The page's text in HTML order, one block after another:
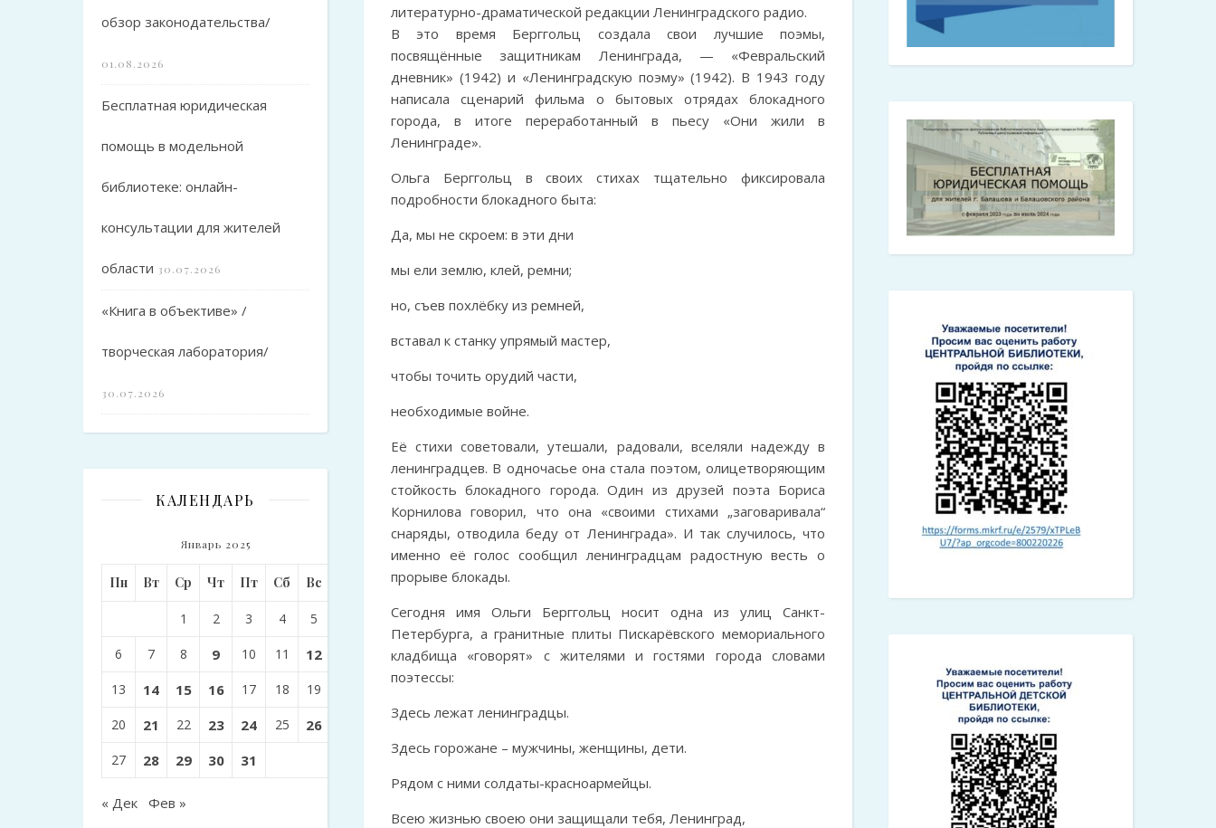
обзор законодательства/
01.08.2026
Бесплатная юридическая
помощь в модельной
библиотеке: онлайн-
консультации для жителей
области 30.07.2026
«Книга в объективе» /
творческая лаборатория/
30.07.2026
КАЛЕНДАРЬ
Январь 2025
Пн Вт Ср Чт Пт Сб Вс
1 2 3 4 5
6 7 8 9 10 11 12
13 14 15 16 17 18 19
20 21 22 23 24 25 26
27 28 29 30 31
« Дек Фев »
литературно-драматической редакции Ленинградского радио.
В это время Берггольц создала свои лучшие поэмы,
посвящённые защитникам Ленинграда, — «Февральский
дневник» (1942) и «Ленинградскую поэму» (1942). В 1943 году
написала сценарий фильма о бытовых отрядах блокадного
города, в итоге переработанный в пьесу «Они жили в
Ленинграде».
Ольга Берггольц в своих стихах тщательно фиксировала
подробности блокадного быта:
Да, мы не скроем: в эти дни
мы ели землю, клей, ремни;
но, съев похлёбку из ремней,
вставал к станку упрямый мастер,
чтобы точить орудий части,
необходимые войне.
Её стихи советовали, утешали, радовали, вселяли надежду в
ленинградцев. В одночасье она стала поэтом, олицетворяющим
стойкость блокадного города. Один из друзей поэта Бориса
Корнилова говорил, что она «своими стихами „заговаривала“
снаряды, отводила беду от Ленинграда». И так случилось, что
именно её голос сообщил ленинградцам радостную весть о
прорыве блокады.
Сегодня имя Ольги Берггольц носит одна из улиц Санкт-
Петербурга, а гранитные плиты Пискарёвского мемориального
кладбища «говорят» с жителями и гостями города словами
поэтессы:
Здесь лежат ленинградцы.
Здесь горожане – мужчины, женщины, дети.
Рядом с ними солдаты-красноармейцы.
Всею жизнью своею они защищали тебя, Ленинград,